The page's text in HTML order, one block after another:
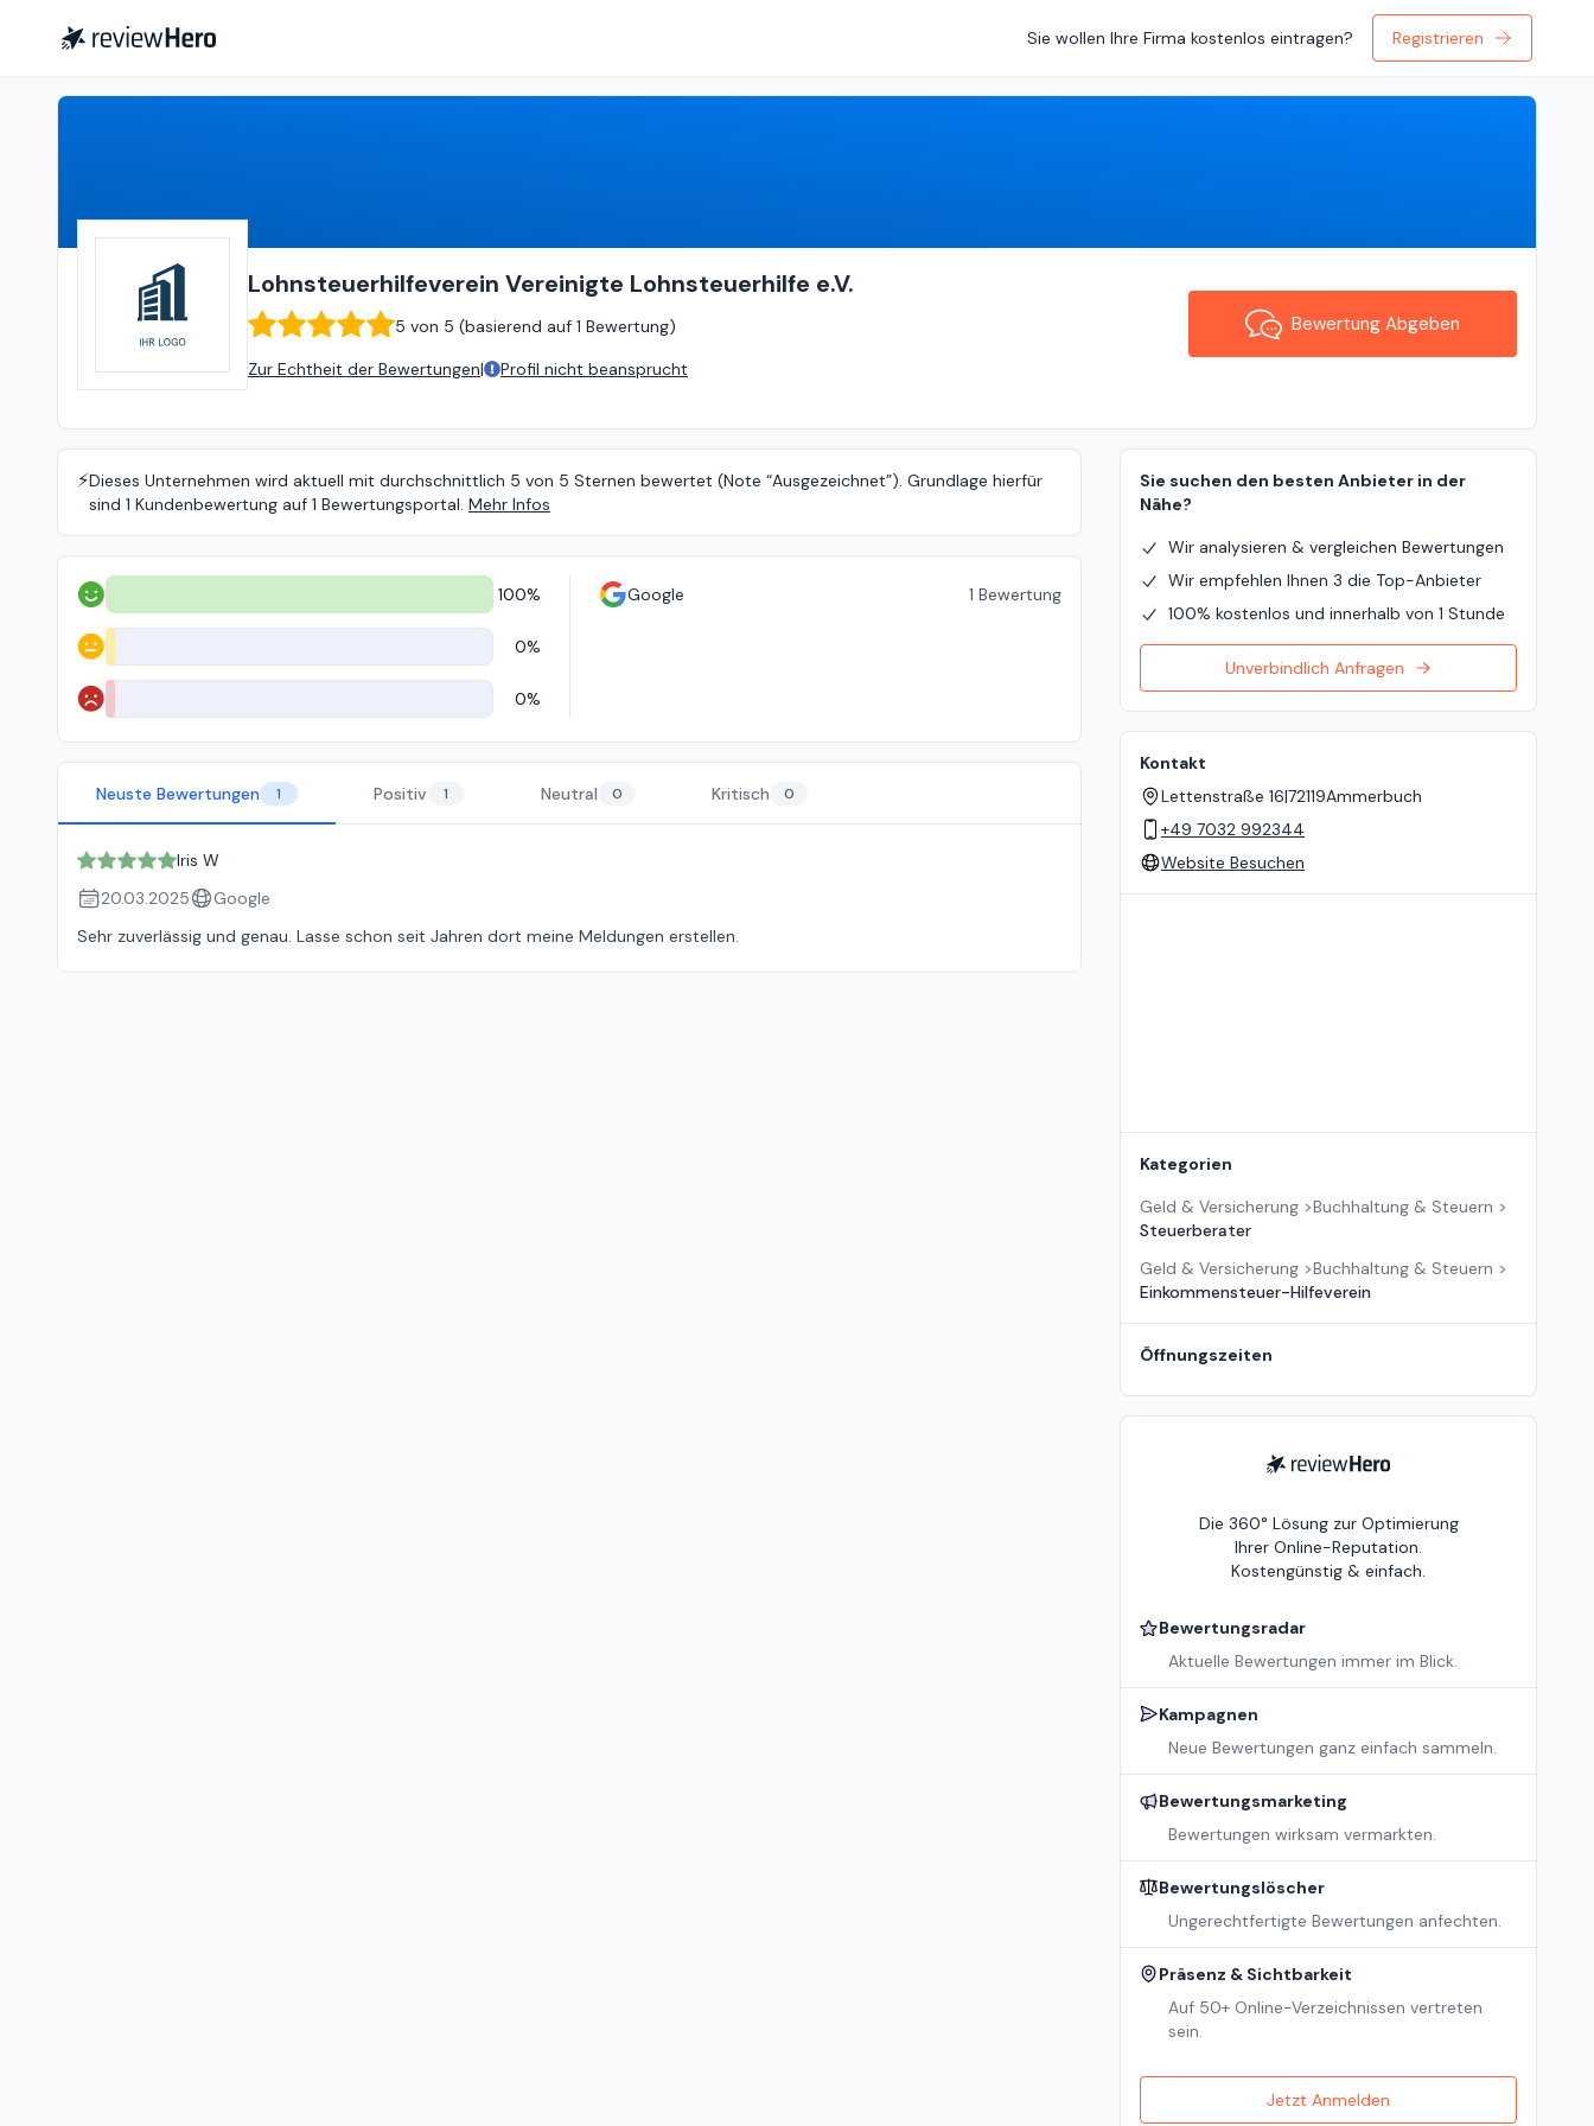
Sie wollen Ihre Firma kostenlos eintragen? Registrieren
Lohnsteuerhilfeverein Vereinigte Lohnsteuerhilfe e.V.
5 von 5 (basierend auf 1 Bewertung)
Zur Echtheit der Bewertungen| Profil nicht beansprucht
Bewertung Abgeben
⚡️Dieses Unternehmen wird aktuell mit durchschnittlich 5 von 5 Sternen bewertet (Note “Ausgezeichnet”). Grundlage hierfür
sind 1 Kundenbewertung auf 1 Bewertungsportal. Mehr Infos
Positiv 100%
Neutral 0%
Negativ 0%
Google 1 Bewertung
Neuste Bewertungen 1 Positiv 1 Neutral 0 Kritisch 0
Iris W
20.03.2025
Google
Sehr zuverlässig und genau. Lasse schon seit Jahren dort meine Meldungen erstellen.
Sie suchen den besten Anbieter in der
Nähe?
Wir analysieren & vergleichen Bewertungen
Wir empfehlen Ihnen 3 die Top-Anbieter
100% kostenlos und innerhalb von 1 Stunde
Unverbindlich Anfragen
Kontakt
Lettenstraße 16|72119Ammerbuch
+49 7032 992344
Website Besuchen
Kategorien
Geld & Versicherung >Buchhaltung & Steuern >
Steuerberater
Geld & Versicherung >Buchhaltung & Steuern >
Einkommensteuer-Hilfeverein
Öffnungszeiten
ReviewHero
Die 360° Lösung zur Optimierung
Ihrer Online-Reputation.
Kostengünstig & einfach.
Bewertungsradar
Aktuelle Bewertungen immer im Blick.
Kampagnen
Neue Bewertungen ganz einfach sammeln.
Bewertungsmarketing
Bewertungen wirksam vermarkten.
Bewertungslöscher
Ungerechtfertigte Bewertungen anfechten.
Präsenz & Sichtbarkeit
Auf 50+ Online-Verzeichnissen vertreten
sein.
Jetzt Anmelden